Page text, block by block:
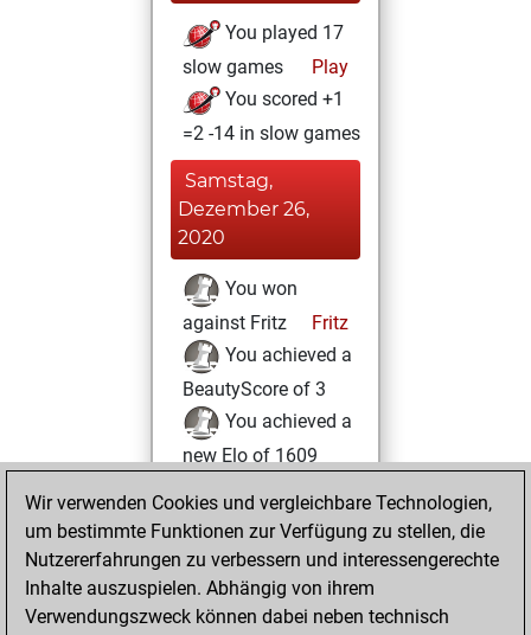
You played 17
slow games
Play
You scored +1
=2 -14 in slow games
Samstag,
Dezember 26,
2020
You won
against Fritz
Fritz
You achieved a
BeautyScore of 3
You achieved a
new Elo of 1609
Freitag,
Dezember 25,
2020
You created
Wir verwenden Cookies und vergleichbare Technologien,
um bestimmte Funktionen zur Verfügung zu stellen, die
Nutzererfahrungen zu verbessern und interessengerechte
Inhalte auszuspielen. Abhängig von ihrem
Verwendungszweck können dabei neben technisch